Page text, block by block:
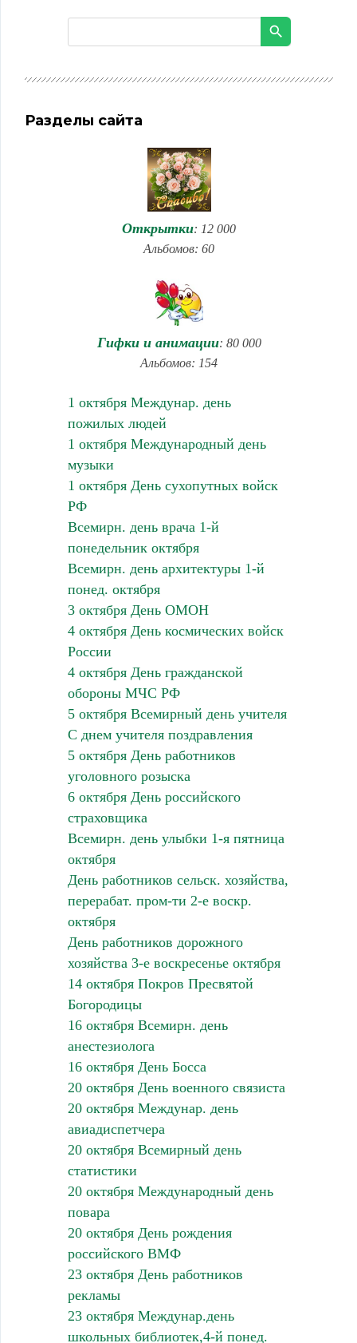
Разделы сайта
Открытки: 12 000
Альбомов: 60
Гифки и анимации: 80 000
Альбомов: 154
1 октября Междунар. день
пожилых людей
1 октября Международный день
музыки
1 октября День сухопутных войск
РФ
Всемирн. день врача 1-й
понедельник октября
Всемирн. день архитектуры 1-й
понед. октября
3 октября День ОМОН
4 октября День космических войск
России
4 октября День гражданской
обороны МЧС РФ
5 октября Всемирный день учителя
С днем учителя поздравления
5 октября День работников
уголовного розыска
6 октября День российского
страховщика
Всемирн. день улыбки 1-я пятница
октября
День работников сельск. хозяйства,
перерабат. пром-ти 2-е воскр.
октября
День работников дорожного
хозяйства 3-е воскресенье октября
14 октября Покров Пресвятой
Богородицы
16 октября Всемирн. день
анестезиолога
16 октября День Босса
20 октября День военного связиста
20 октября Междунар. день
авиадиспетчера
20 октября Всемирный день
статистики
20 октября Международный день
повара
20 октября День рождения
российского ВМФ
23 октября День работников
рекламы
23 октября Междунар.день
школьных библиотек,4-й понед.